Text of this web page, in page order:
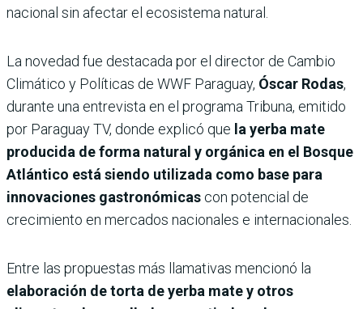
nacional sin afectar el ecosistema natural.
La novedad fue destacada por el director de Cambio
Climático y Políticas de WWF Paraguay, Óscar Rodas,
durante una entrevista en el programa Tribuna, emitido
por Paraguay TV, donde explicó que la yerba mate
producida de forma natural y orgánica en el Bosque
Atlántico está siendo utilizada como base para
innovaciones gastronómicas con potencial de
crecimiento en mercados nacionales e internacionales.
Entre las propuestas más llamativas mencionó la
elaboración de torta de yerba mate y otros